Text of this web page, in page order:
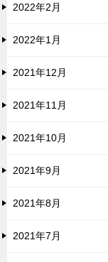
2022年2月
2022年1月
2021年12月
2021年11月
2021年10月
2021年9月
2021年8月
2021年7月